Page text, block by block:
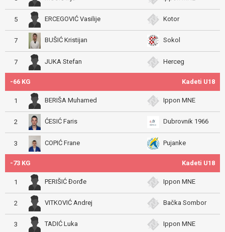
5 ERCEGOVIĆ Vasilije Kotor
7 BUŠIĆ Kristijan Sokol
7 JUKA Stefan Herceg
-66 KG Kadeti U18
1 BERIŠA Muhamed Ippon MNE
2 ĆESIĆ Faris Dubrovnik 1966
3 COPIĆ Frane Pujanke
-73 KG Kadeti U18
1 PERIŠIĆ Đorđe Ippon MNE
2 VITKOVIĆ Andrej Bačka Sombor
3 TADIĆ Luka Ippon MNE